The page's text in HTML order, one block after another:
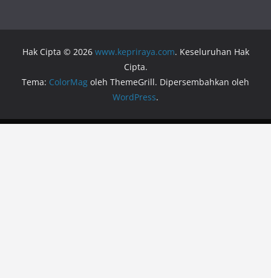
Hak Cipta © 2026 www.kepriraya.com. Keseluruhan Hak
Cipta.
Tema: ColorMag oleh ThemeGrill. Dipersembahkan oleh
WordPress.